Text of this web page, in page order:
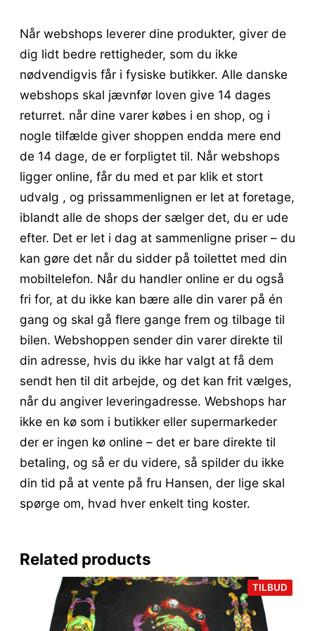
Når webshops leverer dine produkter, giver de
dig lidt bedre rettigheder, som du ikke
nødvendigvis får i fysiske butikker. Alle danske
webshops skal jævnfør loven give 14 dages
returret. når dine varer købes i en shop, og i
nogle tilfælde giver shoppen endda mere end
de 14 dage, de er forpligtet til. Når webshops
ligger online, får du med et par klik et stort
udvalg , og prissammenlignen er let at foretage,
iblandt alle de shops der sælger det, du er ude
efter. Det er let i dag at sammenligne priser – du
kan gøre det når du sidder på toilettet med din
mobiltelefon. Når du handler online er du også
fri for, at du ikke kan bære alle din varer på én
gang og skal gå flere gange frem og tilbage til
bilen. Webshoppen sender din varer direkte til
din adresse, hvis du ikke har valgt at få dem
sendt hen til dit arbejde, og det kan frit vælges,
når du angiver leveringadresse. Webshops har
ikke en kø som i butikker eller supermarkeder
der er ingen kø online – det er bare direkte til
betaling, og så er du videre, så spilder du ikke
din tid på at vente på fru Hansen, der lige skal
spørge om, hvad hver enkelt ting koster.
Related products
TILBUD
PÅ